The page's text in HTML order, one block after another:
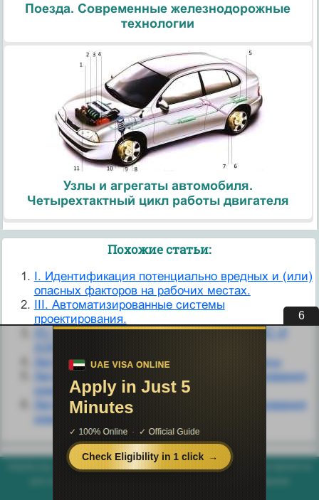
Поезда. Современные железнодорожные
технологии
Узлы и агрегаты автомобиля.
Четырехтактный цикл работы двигателя
Похожие статьи:
I. Идентификация потенциально вредных и (или)
опасных факторов на рабочих местах.
III. Автоматизированные системы
проектирования.
XV. ВЫБОР МЕСТА СТРОИТЕЛЬСТВА ТЭС И
Автоматизированные прессовые комплексы
Автоматизированные системы бюджетирования
компаний 1 страница
Автоматизированные системы бюджетирования
компаний 2 страница
helpiks.org - Хелпикс.Орг - 2014-2026 год. Материал сайта представляется
6